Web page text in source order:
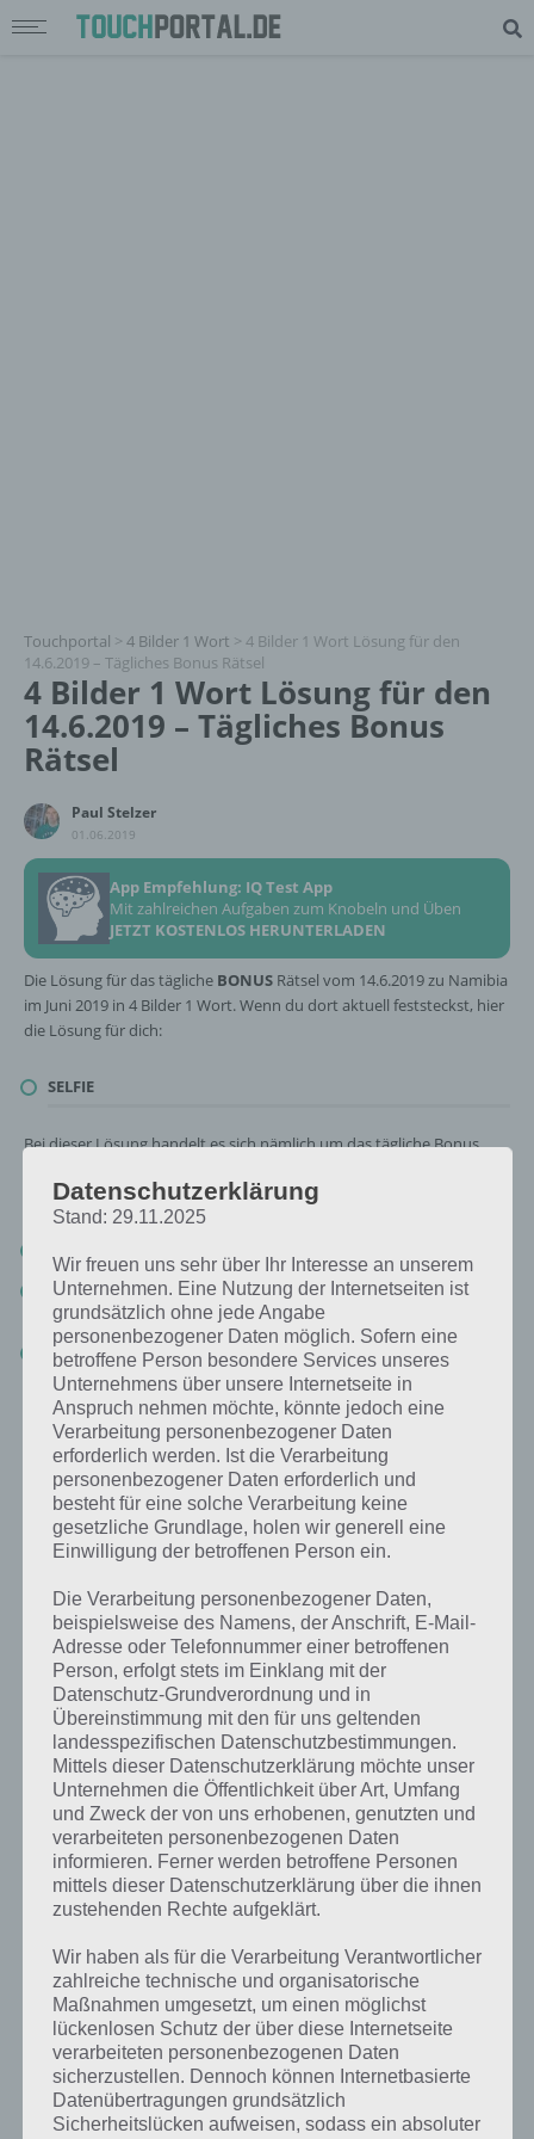
Touchportal > 4 Bilder 1 Wort > 4 Bilder 1 Wort Lösung für den
14.6.2019 – Tägliches Bonus Rätsel
4 Bilder 1 Wort Lösung für den
14.6.2019 – Tägliches Bonus
Rätsel
Paul Stelzer
01.06.2019
App Empfehlung: IQ Test App
Mit zahlreichen Aufgaben zum Knobeln und Üben
JETZT KOSTENLOS HERUNTERLADEN
Die Lösung für das tägliche BONUS Rätsel vom 14.6.2019 zu Namibia
im Juni 2019 in 4 Bilder 1 Wort. Wenn du dort aktuell feststeckst, hier
die Lösung für dich:
SELFIE
Bei dieser Lösung handelt es sich nämlich um das tägliche Bonus
täglichen Rätsel und was 2018 gesucht war:
Rätsel aus dem Jahr 2018:Schau mal, was vor einem Jahr, am
14.6.2018, als Lösung gesucht war
Zur Übersicht:4 Bilder 1 Wort Lösungen zu Namibia im Juni
2019!
Kurze Begriffserklärung zur Lösung Selfie
Selfie ist die Lösung für das tägliche Bonus Rätsel am 14.6.2019 in 4
Bilder 1 Wort, doch welche Bedeutung hat dieses eigentlich und was
gibt es dazu zu wissen? Passt das Wort auch zu Namibia? Zu
Datenschutzerklärung
Stand: 29.11.2025
Wir freuen uns sehr über Ihr Interesse an unserem
Unternehmen. Eine Nutzung der Internetseiten ist
grundsätzlich ohne jede Angabe
personenbezogener Daten möglich. Sofern eine
betroffene Person besondere Services unseres
Unternehmens über unsere Internetseite in
Anspruch nehmen möchte, könnte jedoch eine
Verarbeitung personenbezogener Daten
erforderlich werden. Ist die Verarbeitung
personenbezogener Daten erforderlich und
besteht für eine solche Verarbeitung keine
gesetzliche Grundlage, holen wir generell eine
Einwilligung der betroffenen Person ein.
Die Verarbeitung personenbezogener Daten,
beispielsweise des Namens, der Anschrift, E-Mail-
Adresse oder Telefonnummer einer betroffenen
Person, erfolgt stets im Einklang mit der
Datenschutz-Grundverordnung und in
Übereinstimmung mit den für uns geltenden
landesspezifischen Datenschutzbestimmungen.
Mittels dieser Datenschutzerklärung möchte unser
Unternehmen die Öffentlichkeit über Art, Umfang
und Zweck der von uns erhobenen, genutzten und
verarbeiteten personenbezogenen Daten
informieren. Ferner werden betroffene Personen
mittels dieser Datenschutzerklärung über die ihnen
zustehenden Rechte aufgeklärt.
Wir haben als für die Verarbeitung Verantwortlicher
zahlreiche technische und organisatorische
Maßnahmen umgesetzt, um einen möglichst
lückenlosen Schutz der über diese Internetseite
verarbeiteten personenbezogenen Daten
sicherzustellen. Dennoch können Internetbasierte
Datenübertragungen grundsätzlich
Sicherheitslücken aufweisen, sodass ein absoluter